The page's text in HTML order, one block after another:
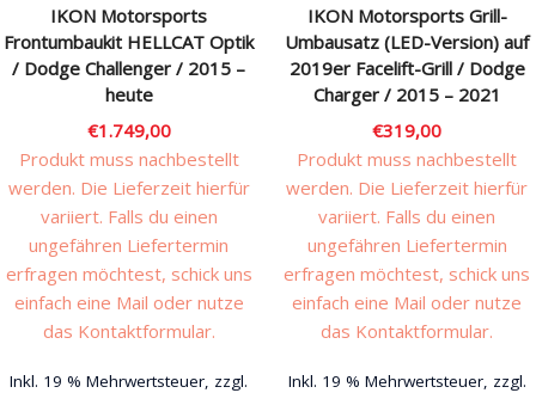
IKON Motorsports
Frontumbaukit HELLCAT Optik
/ Dodge Challenger / 2015 –
heute
€1.749,00
Produkt muss nachbestellt
werden. Die Lieferzeit hierfür
variiert. Falls du einen
ungefähren Liefertermin
erfragen möchtest, schick uns
einfach eine Mail oder nutze
das Kontaktformular.
Inkl. 19 % Mehrwertsteuer, zzgl.
IKON Motorsports Grill-
Umbausatz (LED-Version) auf
2019er Facelift-Grill / Dodge
Charger / 2015 – 2021
€319,00
Produkt muss nachbestellt
werden. Die Lieferzeit hierfür
variiert. Falls du einen
ungefähren Liefertermin
erfragen möchtest, schick uns
einfach eine Mail oder nutze
das Kontaktformular.
Inkl. 19 % Mehrwertsteuer, zzgl.